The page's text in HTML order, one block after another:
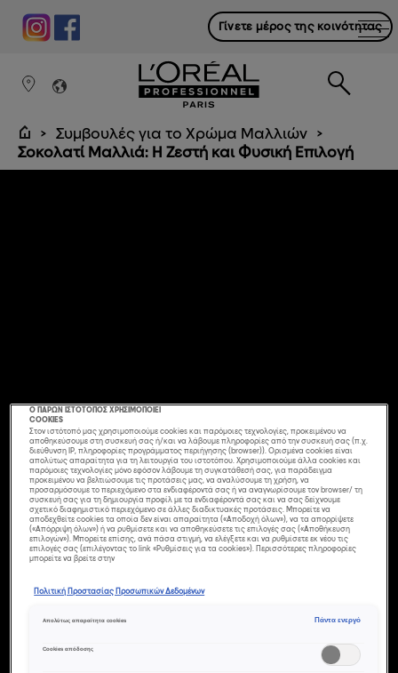
Γίνετε μέρος της κοινότητας
Συμβουλές για το Χρώμα Μαλλιών
Σοκολατί Μαλλιά: Η Ζεστή και Φυσική Επιλογή
Ο ΠΑΡΩΝ ΙΣΤΟΤΟΠΟΣ ΧΡΗΣΙΜΟΠΟΙΕΙ
COOKIES
Στον ιστότοπό μας χρησιμοποιούμε cookies και παρόμοιες τεχνολογίες, προκειμένου να
αποθηκεύσουμε στη συσκευή σας ή/και να λάβουμε πληροφορίες από την συσκευή σας (π.χ.
διεύθυνση IP, πληροφορίες προγράμματος περιήγησης (browser)). Ορισμένα cookies είναι
απολύτως απαραίτητα για τη λειτουργία του ιστοτόπου. Χρησιμοποιούμε άλλα cookies και
παρόμοιες τεχνολογίες μόνο εφόσον λάβουμε τη συγκατάθεσή σας, για παράδειγμα
προκειμένου να βελτιώσουμε τις προτάσεις μας, να αναλύσουμε τη χρήση, να
προσαρμόσουμε το περιεχόμενο στα ενδιαφέροντά σας ή να αναγνωρίσουμε τον browser/ τη
συσκευή σας για τη δημιουργία προφίλ με τα ενδιαφέροντά σας και να σας δείχνουμε
σχετικό διαφημιστικό περιεχόμενο σε άλλες διαδικτυακές προτάσεις. Μπορείτε να
αποδεχθείτε cookies τα οποία δεν είναι απαραίτητα («Αποδοχή όλων»), να τα απορρίψετε
(«Απόρριψη όλων») ή να ρυθμίσετε και να αποθηκεύσετε τις επιλογές σας («Αποθήκευση
επιλογών»). Μπορείτε επίσης, ανά πάσα στιγμή, να ελέγξετε και να ρυθμίσετε εκ νέου τις
επιλογές σας (επιλέγοντας το link «Ρυθμίσεις για τα cookies»). Περισσότερες πληροφορίες
μπορείτε να βρείτε στην
Πολιτική Προστασίας Προσωπικών Δεδομένων
Απολύτως απαραίτητα cookies Πάντα ενεργό
Cookies απόδοσης